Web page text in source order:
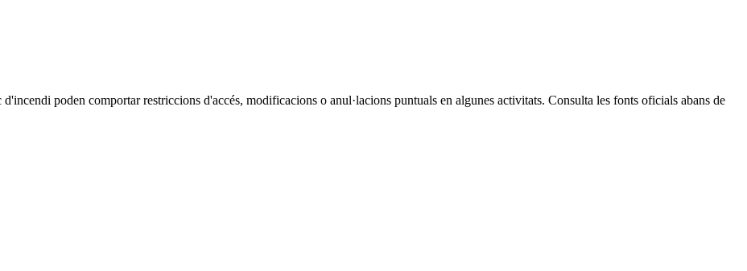
poden comportar restriccions d'accés, modificacions o anul·lacions puntuals en algunes activitats. Consulta les fonts oficials abans de